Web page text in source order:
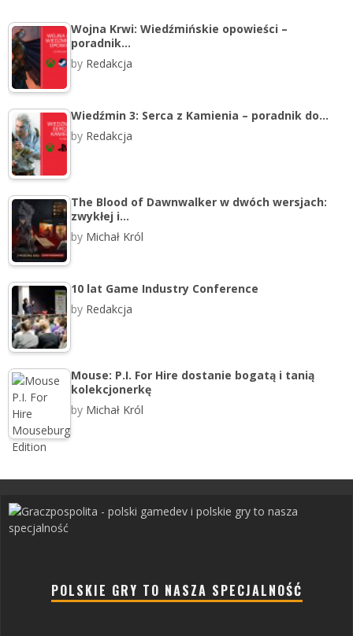
Wojna Krwi: Wiedźmińskie opowieści –
poradnik…
by Redakcja
Wiedźmin 3: Serca z Kamienia – poradnik do…
by Redakcja
The Blood of Dawnwalker w dwóch wersjach:
zwykłej i…
by Michał Król
10 lat Game Industry Conference
by Redakcja
Mouse: P.I. For Hire dostanie bogatą i tanią
kolekcjonerkę
by Michał Król
POLSKIE GRY TO NASZA SPECJALNOŚĆ